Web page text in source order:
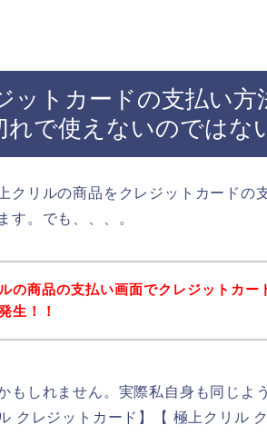
ットカードの支払い方
で使えないのではな
クリルの商品をクレジットカードの
す。でも、、、。
の商品の支払い画面でクレジットカー
生！！
もしれません。実際私自身も同じよ
クレジットカード】【 極上クリル